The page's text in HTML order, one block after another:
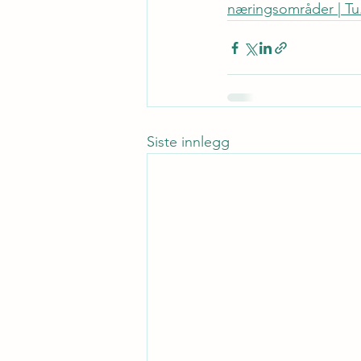
næringsområder |
Siste innlegg